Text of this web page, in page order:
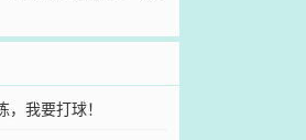
我要打球！